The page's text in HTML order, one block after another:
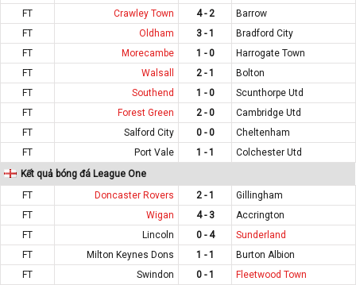
FT
Crawley Town 4 - 2
Barrow
FT
Oldham 3 - 1
Bradford City
FT
Morecambe 1 - 0
Harrogate Town
FT
Walsall 2 - 1
Bolton
FT
Southend 1 - 0
Scunthorpe Utd
FT
Forest Green 2 - 0
Cambridge Utd
FT
Salford City 0 - 0
Cheltenham
FT
Port Vale 1 - 1
Colchester Utd
Kết quả bóng đá League One
FT
Doncaster Rovers 2 - 1
Gillingham
FT
Wigan 4 - 3
Accrington
FT
Lincoln 0 - 4
Sunderland
FT
Milton Keynes Dons 1 - 1
Burton Albion
FT
Swindon 0 - 1
Fleetwood Town